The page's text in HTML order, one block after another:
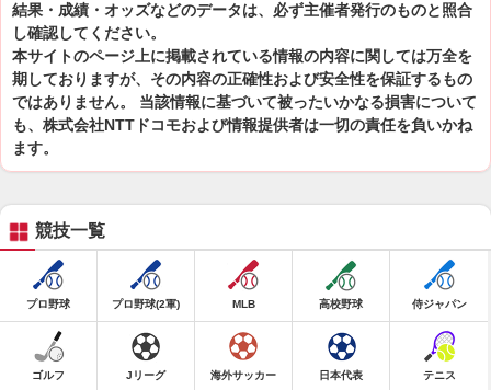
結果・成績・オッズなどのデータは、必ず主催者発行のものと照合
し確認してください。
本サイトのページ上に掲載されている情報の内容に関しては万全を
期しておりますが、その内容の正確性および安全性を保証するもの
ではありません。 当該情報に基づいて被ったいかなる損害について
も、株式会社NTTドコモおよび情報提供者は一切の責任を負いかね
ます。
競技一覧
プロ野球 プロ野球(2軍) MLB 高校野球 侍ジャパン
ゴルフ Jリーグ 海外サッカー 日本代表 テニス